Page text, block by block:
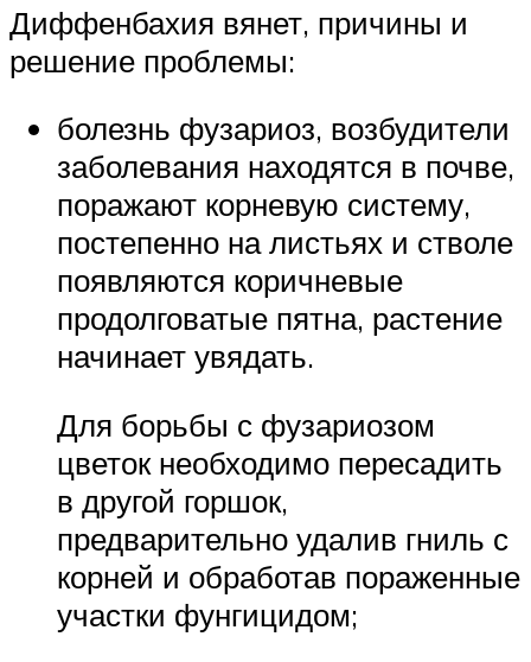
Диффенбахия вянет, причины и
решение проблемы:
болезнь фузариоз, возбудители
заболевания находятся в почве,
поражают корневую систему,
постепенно на листьях и стволе
появляются коричневые
продолговатые пятна, растение
начинает увядать.
Для борьбы с фузариозом
цветок необходимо пересадить
в другой горшок,
предварительно удалив гниль с
корней и обработав пораженные
участки фунгицидом;